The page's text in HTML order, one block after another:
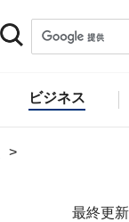
ビジネス
最終更